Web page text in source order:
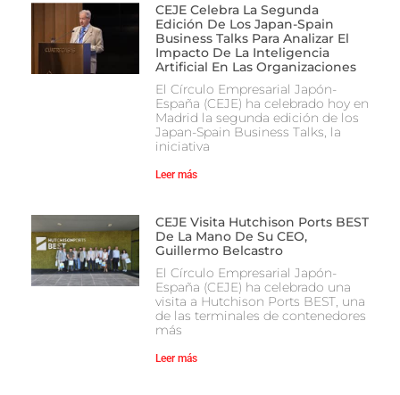
CEJE Celebra La Segunda
Edición De Los Japan-Spain
Business Talks Para Analizar El
Impacto De La Inteligencia
Artificial En Las Organizaciones
El Círculo Empresarial Japón-
España (CEJE) ha celebrado hoy en
Madrid la segunda edición de los
Japan-Spain Business Talks, la
iniciativa
Leer más
CEJE Visita Hutchison Ports BEST
De La Mano De Su CEO,
Guillermo Belcastro
El Círculo Empresarial Japón-
España (CEJE) ha celebrado una
visita a Hutchison Ports BEST, una
de las terminales de contenedores
más
Leer más